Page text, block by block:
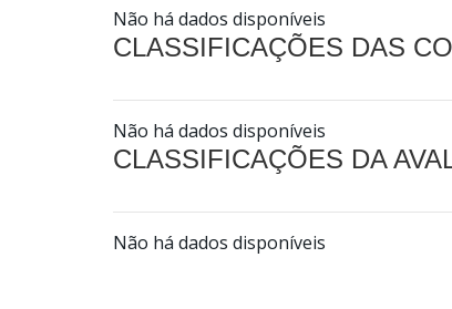
Não há dados disponíveis
CLASSIFICAÇÕES DAS
Não há dados disponíveis
CLASSIFICAÇÕES DA
Não há dados disponíveis